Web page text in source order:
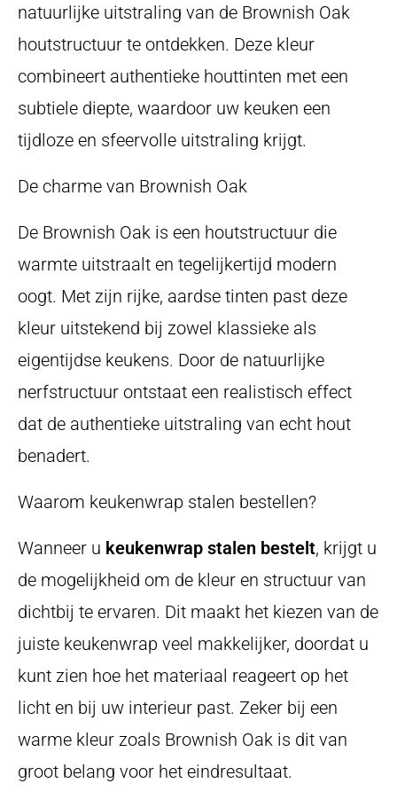
natuurlijke uitstraling van de Brownish Oak
houtstructuur te ontdekken. Deze kleur
combineert authentieke houttinten met een
subtiele diepte, waardoor uw keuken een
tijdloze en sfeervolle uitstraling krijgt.
De charme van Brownish Oak
De Brownish Oak is een houtstructuur die
warmte uitstraalt en tegelijkertijd modern
oogt. Met zijn rijke, aardse tinten past deze
kleur uitstekend bij zowel klassieke als
eigentijdse keukens. Door de natuurlijke
nerfstructuur ontstaat een realistisch effect
dat de authentieke uitstraling van echt hout
benadert.
Waarom keukenwrap stalen bestellen?
Wanneer u keukenwrap stalen bestelt, krijgt u
de mogelijkheid om de kleur en structuur van
dichtbij te ervaren. Dit maakt het kiezen van de
juiste keukenwrap veel makkelijker, doordat u
kunt zien hoe het materiaal reageert op het
licht en bij uw interieur past. Zeker bij een
warme kleur zoals Brownish Oak is dit van
groot belang voor het eindresultaat.